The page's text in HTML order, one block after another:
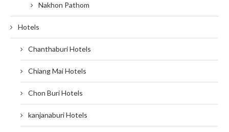
Nakhon Pathom
Hotels
Chanthaburi Hotels
Chiang Mai Hotels
Chon Buri Hotels
kanjanaburi Hotels